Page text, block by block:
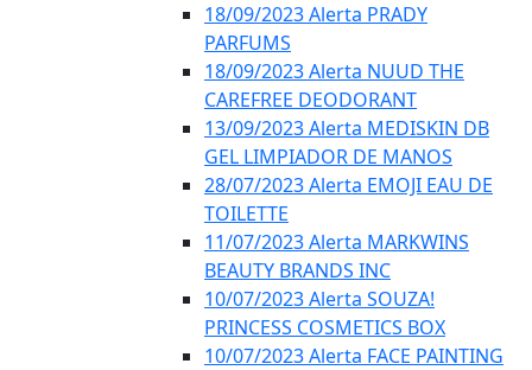
18/09/2023 Alerta PRADY
PARFUMS
18/09/2023 Alerta NUUD THE
CAREFREE DEODORANT
13/09/2023 Alerta MEDISKIN DB
GEL LIMPIADOR DE MANOS
28/07/2023 Alerta EMOJI EAU DE
TOILETTE
11/07/2023 Alerta MARKWINS
BEAUTY BRANDS INC
10/07/2023 Alerta SOUZA!
PRINCESS COSMETICS BOX
10/07/2023 Alerta FACE PAINTING